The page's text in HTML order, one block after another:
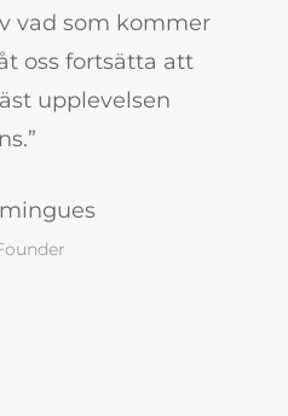
vad som kommer
oss fortsätta att
upplevelsen